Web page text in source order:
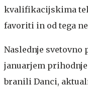
kvalifikacijskima
favoriti in od tega
Naslednje svetovno
januarjem
branili Danci,